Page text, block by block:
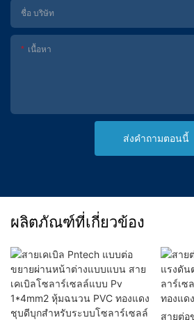
ชื่อ บริษัท
เนื้อหา
ส่งคำถามตอนนี้
ผลิตภัณฑ์ที่เกี่ยวข้อง
สายต่อ